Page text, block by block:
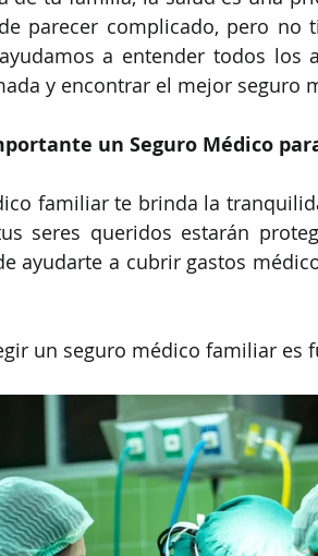
parecer complicado, pero no
a entender todos los
y encontrar el mejor seguro
un Seguro Médico
familiar te brinda la
seres queridos estarán
ayudarte a cubrir gastos
un seguro médico familiar es